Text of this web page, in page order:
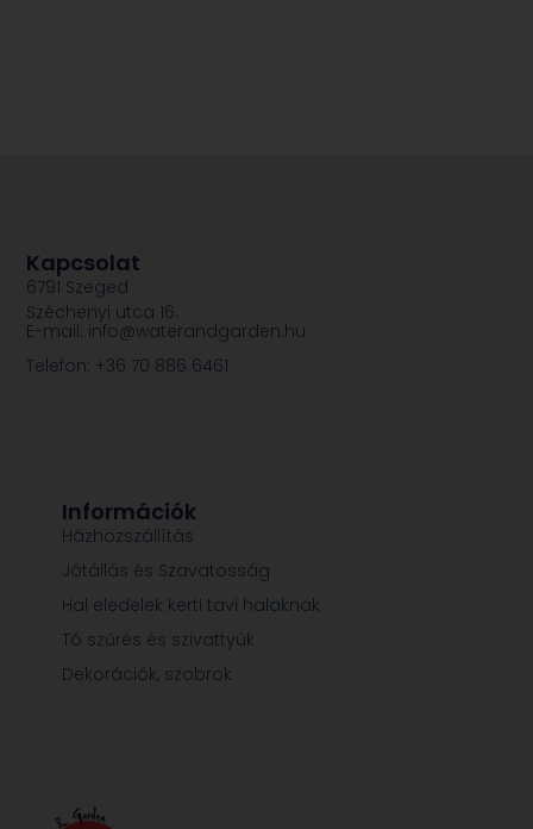
Információk
Házhozszállítás
Jótállás és Szavatosság
Hal eledelek kerti tavi halaknak
Tó szűrés és szivattyúk
Dekorációk, szobrok
Kapcsolat
6791 Szeged
Széchenyi utca 16.
E-mail: info@waterandgarden.hu
Telefon: +36 70 886 6461